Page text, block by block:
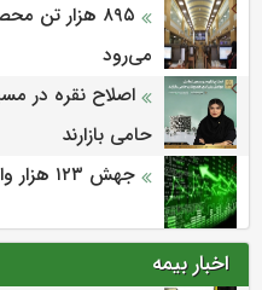
۸۹۵ هزار
می‌‌رود
اصلاح نقره در
حامی بازارند
جهش ۱۲۳ هزار واحدی شاخص بورس
اخبار بیمه